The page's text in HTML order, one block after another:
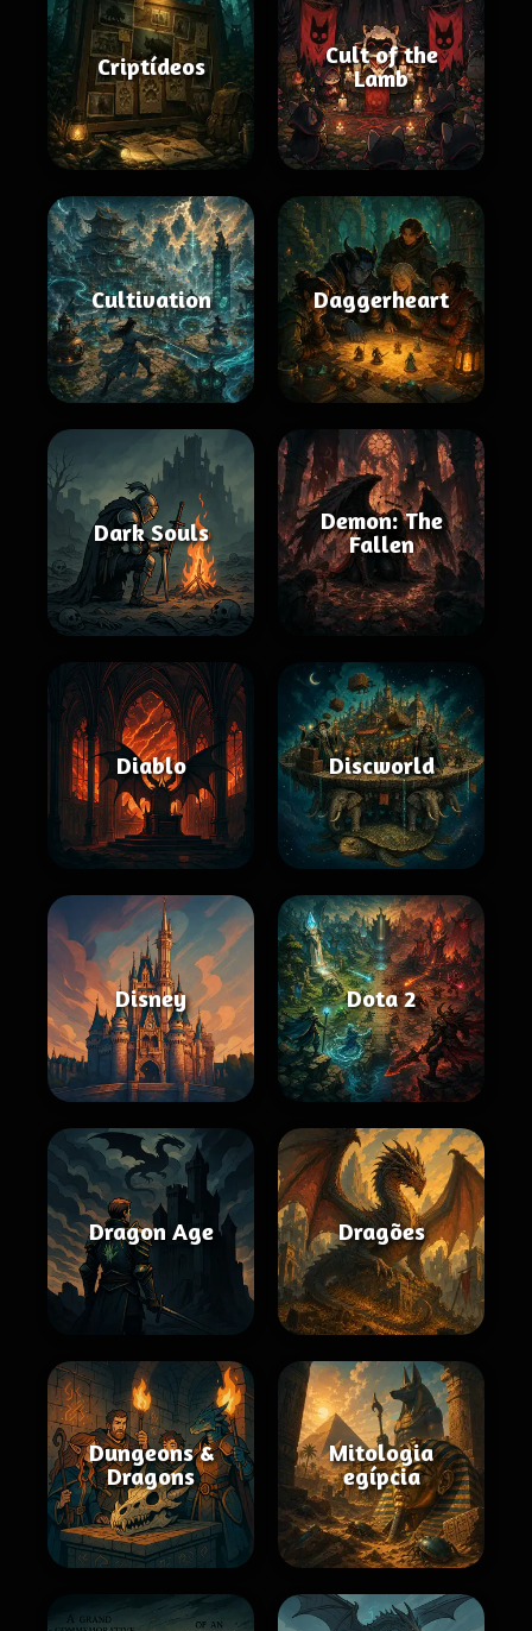
Criptídeos
Cult of the
Lamb
Cultivation Daggerheart
Dark Souls
Demon: The
Fallen
Diablo Discworld
Disney Dota 2
Dragon Age Dragões
Dungeons &
Dragons
Mitologia
egípcia